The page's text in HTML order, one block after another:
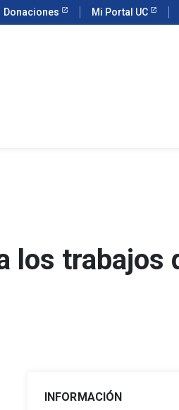
Donaciones Mi Portal UC
los trabajos
INFORMACIÓN